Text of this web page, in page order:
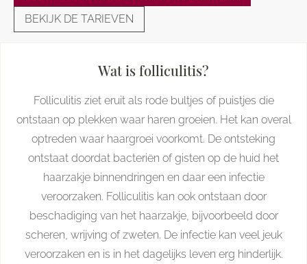
BEKIJK DE TARIEVEN
Wat is folliculitis?
Folliculitis ziet eruit als rode bultjes of puistjes die
ontstaan op plekken waar haren groeien. Het kan overal
optreden waar haargroei voorkomt. De ontsteking
ontstaat doordat bacteriën of gisten op de huid het
haarzakje binnendringen en daar een infectie
veroorzaken. Folliculitis kan ook ontstaan door
beschadiging van het haarzakje, bijvoorbeeld door
scheren, wrijving of zweten. De infectie kan veel jeuk
veroorzaken en is in het dagelijks leven erg hinderlijk.